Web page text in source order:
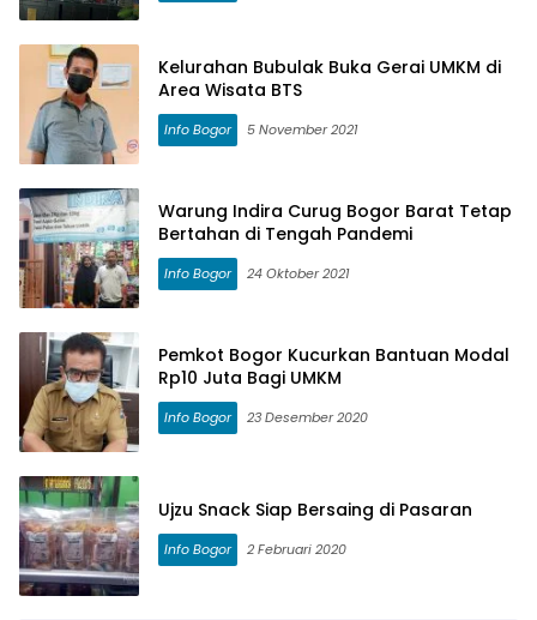
Kelurahan Bubulak Buka Gerai UMKM di
Area Wisata BTS
Info Bogor 5 November 2021
Warung Indira Curug Bogor Barat Tetap
Bertahan di Tengah Pandemi
Info Bogor 24 Oktober 2021
Pemkot Bogor Kucurkan Bantuan Modal
Rp10 Juta Bagi UMKM
Info Bogor 23 Desember 2020
Ujzu Snack Siap Bersaing di Pasaran
Info Bogor 2 Februari 2020